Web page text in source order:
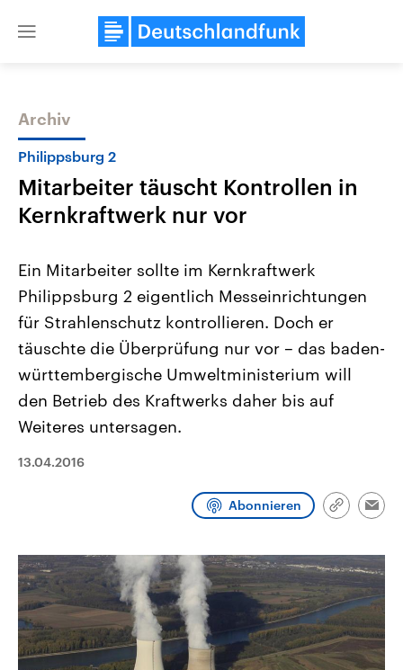
Close
Themen
Landtagswahl Sachsen-Anhalt
2026
Alle Informationen
Sachsen-Anhalt wählt am 6.
September 2026 einen neuen
Landtag. Seit 2021 wird das
Bundesland von einer Koalition aus
Umfragen, Prognosen,
und Hintergründe zu den Parteien
und Kandidaten der anstehenden
Aktuelle Beiträge,
Hintergründe
Wirtschaftlich und
gehören die Vereinigten
den mächtigsten Ländern
mit großem Einfluss auf
Sendungen
Archiv
Philippsburg 2
Mitarbeiter täuscht Kontrollen in
Kernkraftwerk nur vor
Ein Mitarbeiter sollte im Kernkraftwerk
Philippsburg 2 eigentlich Messeinrichtungen
für Strahlenschutz kontrollieren. Doch er
täuschte die Überprüfung nur vor – das baden-
württembergische Umweltministerium will
den Betrieb des Kraftwerks daher bis auf
Weiteres untersagen.
13.04.2016
Abonnieren
Link